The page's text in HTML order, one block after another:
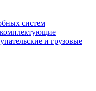
систем
и грузовые